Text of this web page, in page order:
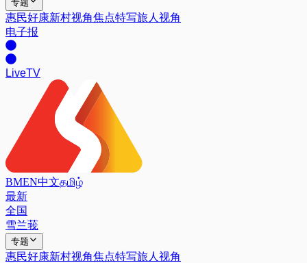
专题
惠民好康新村视角焦点特写旅人视角
电子报
LiveTV
BMEN中文தமிழ்
最新
全国
雪兰莪
专题
惠民好康新村视角焦点特写旅人视角